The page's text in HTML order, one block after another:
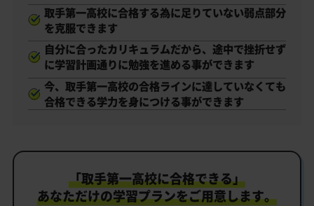
取手第一高校に合格する為に足りていない弱点部分
を克服できます
自分に合ったカリキュラムだから、途中で挫折せず
に学習計画通りに勉強を進める事ができます
今、取手第一高校の合格ラインに達していなくても
合格できる学力を身につける事ができます
「取手第一高校に合格できる」
あなただけの学習プランをご用意します。